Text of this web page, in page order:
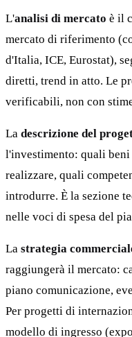
L'analisi di mercato è il
mercato di riferimento
d'Italia, ICE, Eurostat),
diretti, trend in atto. Le
verificabili, non con
La descrizione del
l'investimento: quali
realizzare, quali
introdurre. È la sezione
nelle voci di spesa del
La strategia
raggiungerà il mercato:
piano comunicazione,
Per progetti di
modello di ingresso